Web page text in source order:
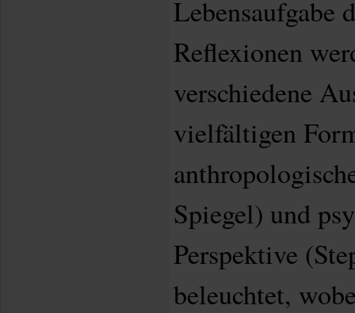
Lebensaufgabe
Reflexionen
verschiedene
vielfältigen
Spiegel) und
Perspektive
beleuchtet,